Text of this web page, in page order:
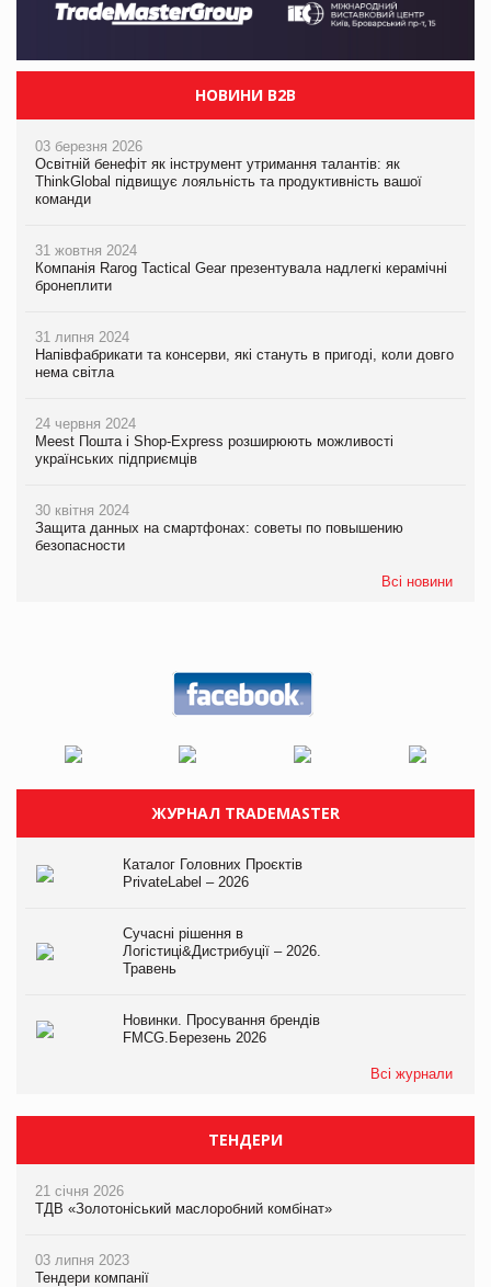
НОВИНИ B2B
03 березня 2026
Освітній бенефіт як інструмент утримання талантів: як
ThinkGlobal підвищує лояльність та продуктивність вашої
команди
31 жовтня 2024
Компанія Rarog Tactical Gear презентувала надлегкі керамічні
бронеплити
31 липня 2024
Напівфабрикати та консерви, які стануть в пригоді, коли довго
нема світла
24 червня 2024
Meest Пошта і Shop-Express розширюють можливості
українських підприємців
30 квітня 2024
Защита данных на смартфонах: советы по повышению
безопасности
Всі новини
ЖУРНАЛ TRADEMASTER
Каталог Головних Проєктів
PrivateLabel – 2026
Сучасні рішення в
Логістиці&Дистрибуції – 2026.
Травень
Новинки. Просування брендів
FMCG.Березень 2026
Всі журнали
ТЕНДЕРИ
21 січня 2026
ТДВ «Золотоніський маслоробний комбінат»
03 липня 2023
Тендери компанії